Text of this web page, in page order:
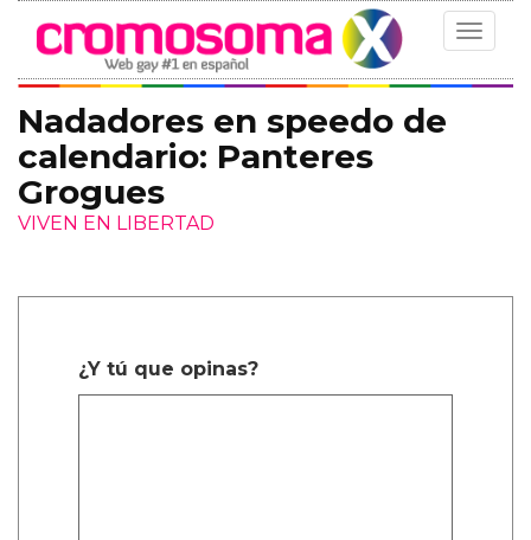
Toggle
Nadadores en speedo de
calendario: Panteres
Grogues
VIVEN EN LIBERTAD
¿Y tú que opinas?